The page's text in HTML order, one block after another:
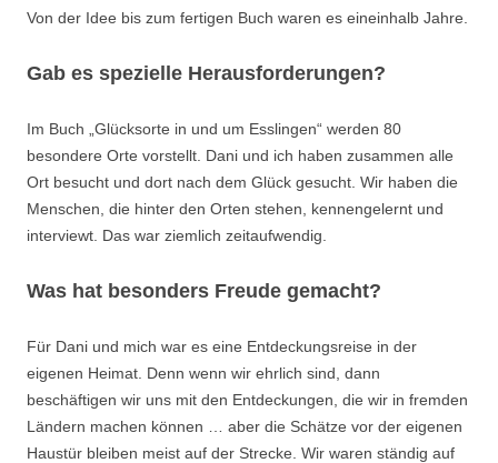
Von der Idee bis zum fertigen Buch waren es eineinhalb Jahre.
Gab es spezielle Herausforderungen?
Im Buch „Glücksorte in und um Esslingen“ werden 80
besondere Orte vorstellt. Dani und ich haben zusammen alle
Ort besucht und dort nach dem Glück gesucht. Wir haben die
Menschen, die hinter den Orten stehen, kennengelernt und
interviewt. Das war ziemlich zeitaufwendig.
Was hat besonders Freude gemacht?
Für Dani und mich war es eine Entdeckungsreise in der
eigenen Heimat. Denn wenn wir ehrlich sind, dann
beschäftigen wir uns mit den Entdeckungen, die wir in fremden
Ländern machen können … aber die Schätze vor der eigenen
Haustür bleiben meist auf der Strecke. Wir waren ständig auf